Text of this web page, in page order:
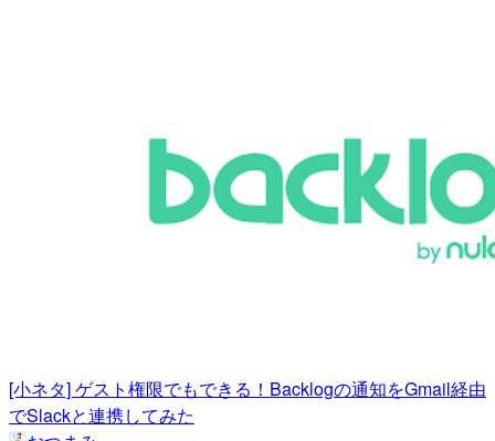
[小ネタ] ゲスト権限でもできる！Backlogの通知をGmail経由
でSlackと連携してみた